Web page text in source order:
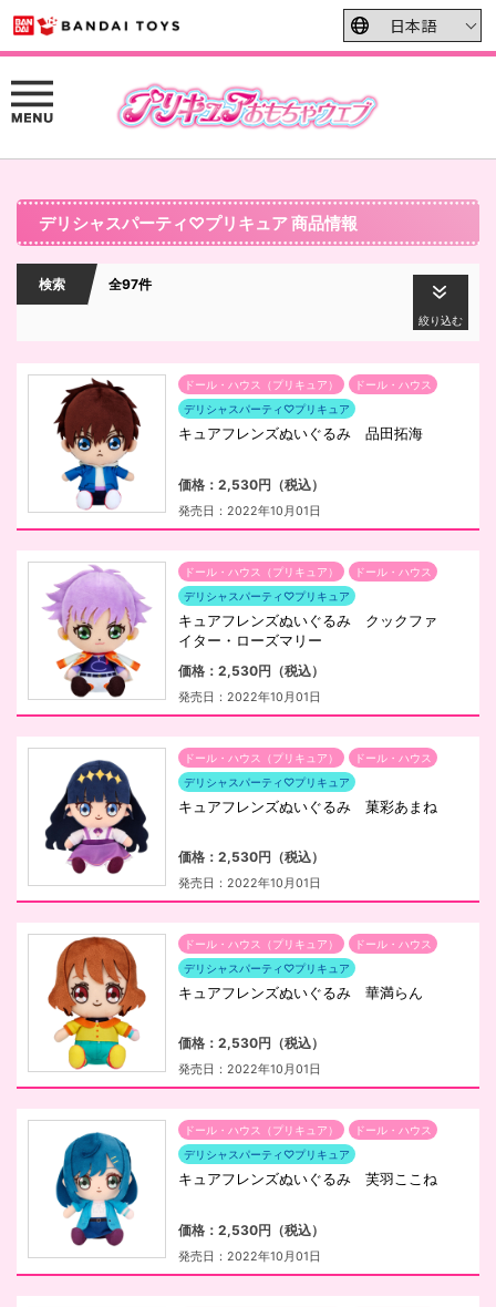
デリシャスパーティ♡プリキュア 商品情報
検索 全97件
絞り込む
ドール・ハウス（プリキュア）
ドール・ハウス
デリシャスパーティ♡プリキュア
キュアフレンズぬいぐるみ 品田拓海
価格：2,530円（税込）
発売日：2022年10月01日
ドール・ハウス（プリキュア）
ドール・ハウス
デリシャスパーティ♡プリキュア
キュアフレンズぬいぐるみ クックファ
イター・ローズマリー
価格：2,530円（税込）
発売日：2022年10月01日
ドール・ハウス（プリキュア）
ドール・ハウス
デリシャスパーティ♡プリキュア
キュアフレンズぬいぐるみ 菓彩あまね
価格：2,530円（税込）
発売日：2022年10月01日
ドール・ハウス（プリキュア）
ドール・ハウス
デリシャスパーティ♡プリキュア
キュアフレンズぬいぐるみ 華満らん
価格：2,530円（税込）
発売日：2022年10月01日
ドール・ハウス（プリキュア）
ドール・ハウス
デリシャスパーティ♡プリキュア
キュアフレンズぬいぐるみ 芙羽ここね
価格：2,530円（税込）
発売日：2022年10月01日